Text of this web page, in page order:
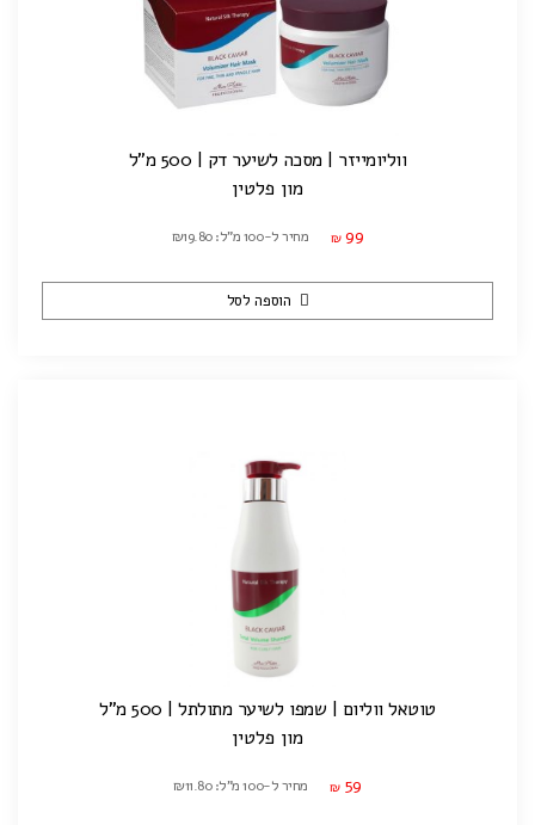
ווליומייזר | מסכה לשיער דק | 500 מ"ל
מון פלטין
₪ 99 מחיר ל-100 מ"ל: ₪19.80
הוספה לסל
טוטאל ווליום | שמפו לשיער מתולתל | 500 מ"ל
מון פלטין
₪ 59 מחיר ל-100 מ"ל: ₪11.80